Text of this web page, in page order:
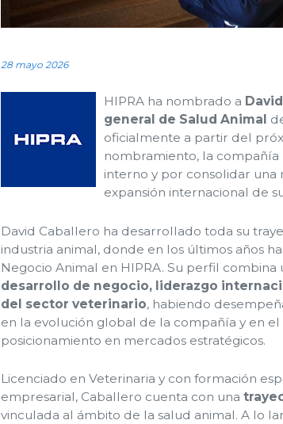
28 mayo 2026
HIPRA ha nombrado a
general de Salud Animal
oficialmente a partir del
nombramiento, la
interno y por consolidar una
expansión internacional de
David Caballero ha desarrollado toda su
industria animal, donde en los últimos años
Negocio Animal en HIPRA. Su perfil combina
desarrollo de negocio, liderazgo
del sector veterinario, habiendo
en la evolución global de la compañía y en
posicionamiento en mercados estratégicos.
Licenciado en Veterinaria y con formación
empresarial, Caballero cuenta con una
vinculada al ámbito de la salud animal. A lo